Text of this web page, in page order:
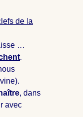
de la
…
.
, dans
avec